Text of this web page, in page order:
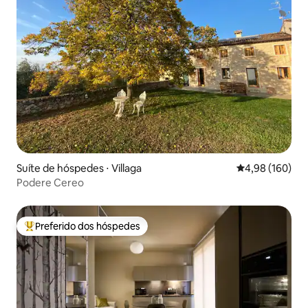
Suíte de hóspedes ⋅ Villaga 4,98 de uma
4,98 (160)
Podere Cereo
Entre os melhores preferidos dos hóspedes
Preferido dos hóspedes